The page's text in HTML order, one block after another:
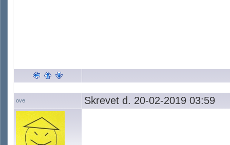
ove Skrevet d. 20-02-2019 03:59